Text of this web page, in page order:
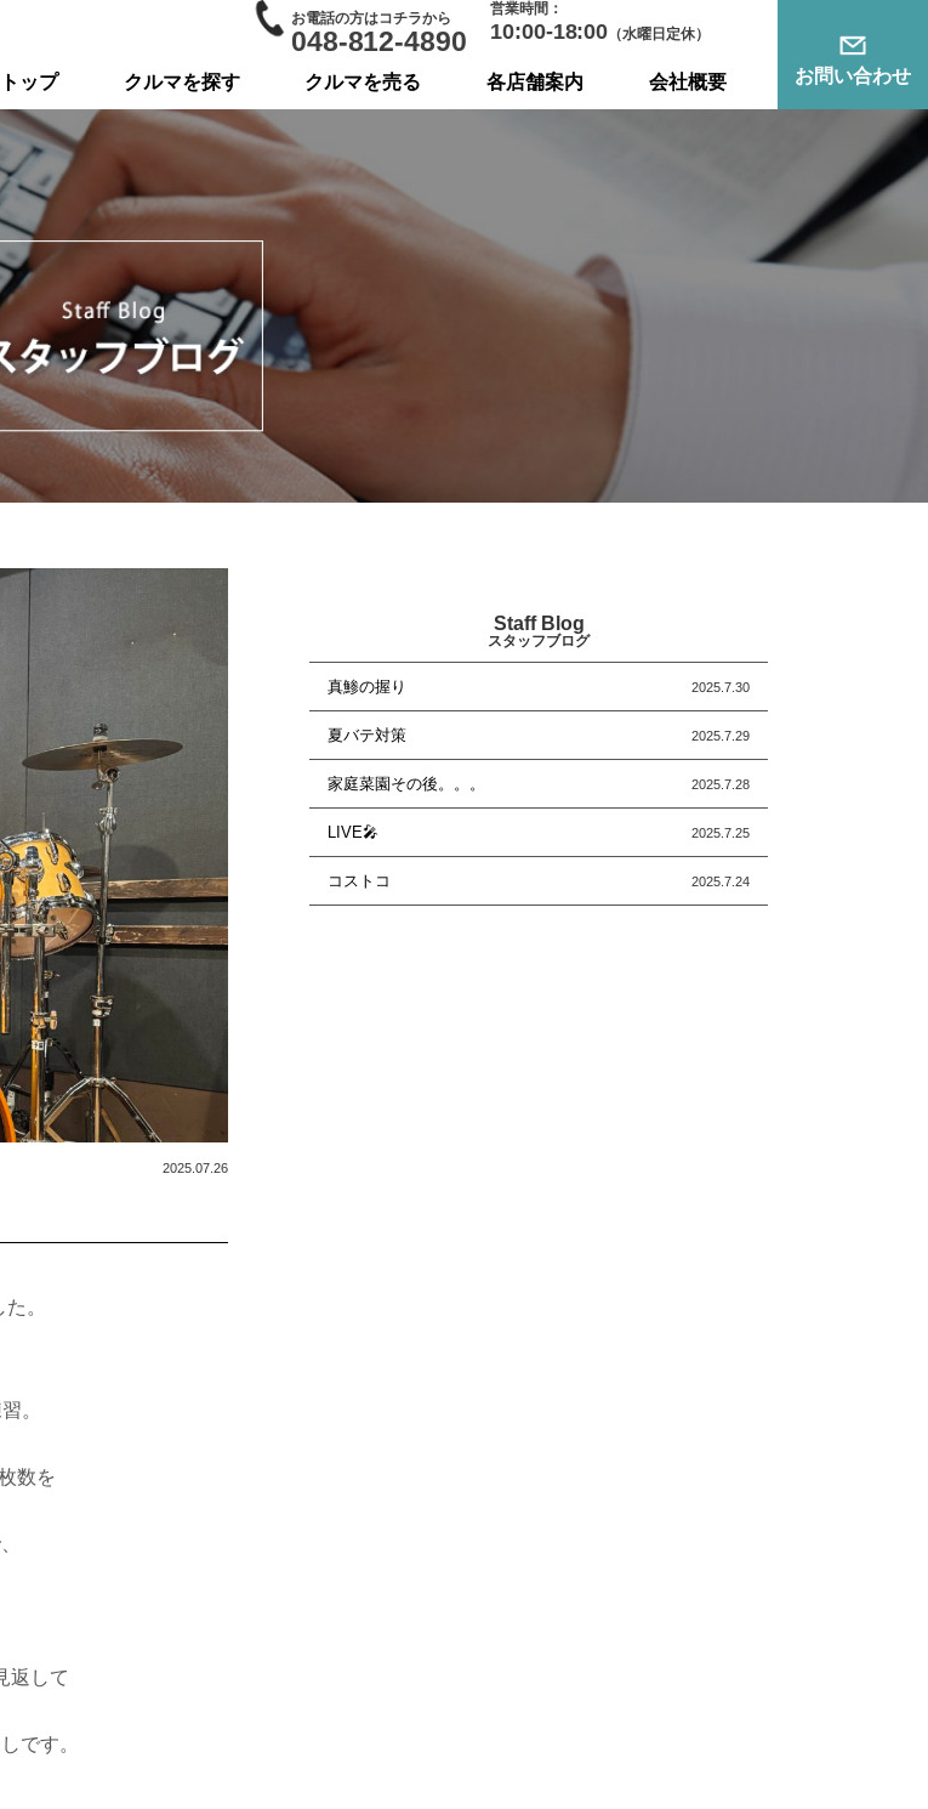
お電話の方はコチラから
048-812-4890
営業時間：
10:00-18:00 （水曜日定休）
トップ クルマを探す クルマを売る 各店舗案内 会社概要 お問い合わせ
2025.07.26
。
。
数を
返して
です。
Staff Blog
スタッフブログ
真鯵の握り 2025.7.30
夏バテ対策 2025.7.29
家庭菜園その後。。。 2025.7.28
LIVE🎤 2025.7.25
コストコ 2025.7.24